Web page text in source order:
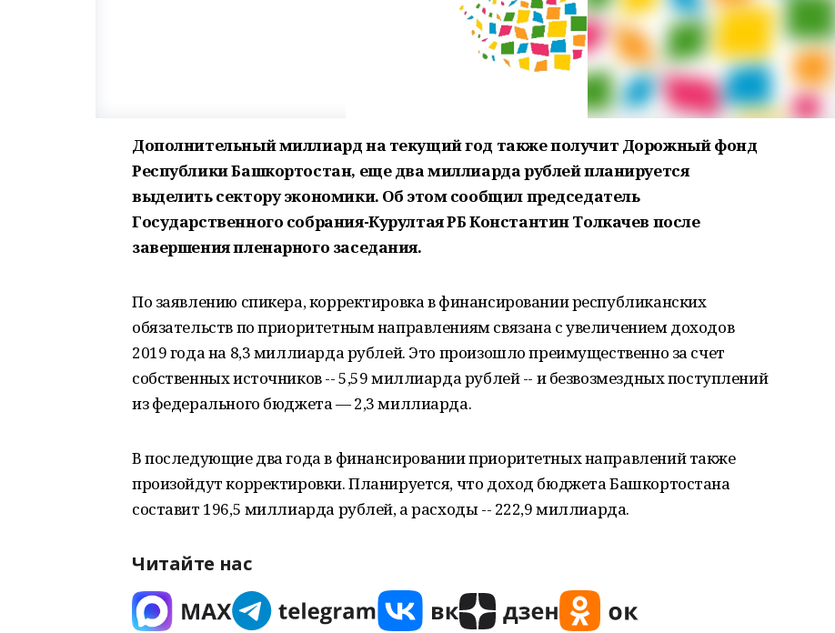
Дополнительный миллиард на текущий год также получит Дорожный фонд
Республики Башкортостан, еще два миллиарда рублей планируется
выделить сектору экономики. Об этом сообщил председатель
Государственного собрания-Курултая РБ Константин Толкачев после
завершения пленарного заседания.
По заявлению спикера, корректировка в финансировании республиканских
обязательств по приоритетным направлениям связана с увеличением доходов
2019 года на 8,3 миллиарда рублей. Это произошло преимущественно за счет
собственных источников -- 5,59 миллиарда рублей -- и безвозмездных поступлений
из федерального бюджета — 2,3 миллиарда.
В последующие два года в финансировании приоритетных направлений также
произойдут корректировки. Планируется, что доход бюджета Башкортостана
составит 196,5 миллиарда рублей, а расходы -- 222,9 миллиарда.
Читайте нас